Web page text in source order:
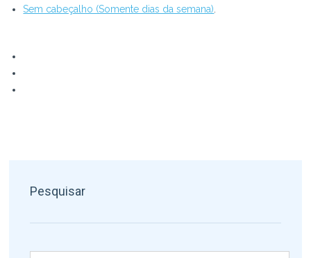
Sem cabeçalho (Somente dias da semana)
Pesquisar